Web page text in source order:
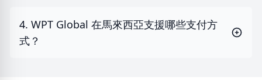
4. WPT Global 在馬來西亞支援哪些支付方
式？